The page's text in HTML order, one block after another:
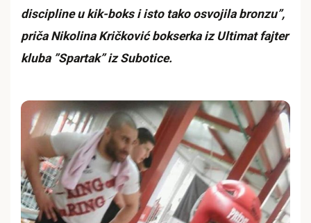
discipline u kik-boks i isto tako osvojila bronzu”,
priča Nikolina Kričković bokserka iz Ultimat fajter
kluba ”Spartak” iz Subotice.